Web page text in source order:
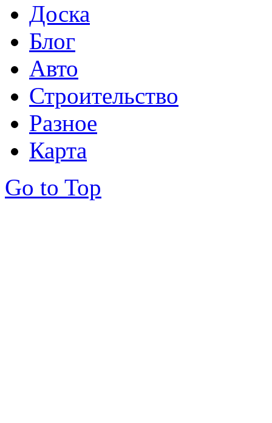
Доска
Блог
Авто
Строительство
Разное
Карта
Go to Top